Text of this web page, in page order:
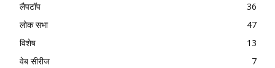
लैपटॉप
36
लोक सभा
47
विशेष
13
वेब सीरीज
7